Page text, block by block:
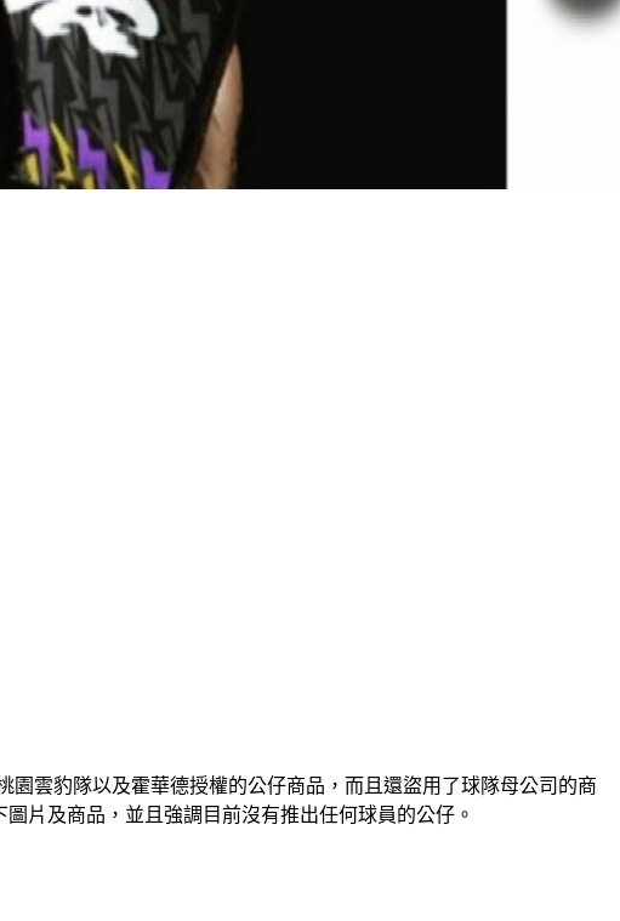
雲豹隊以及霍華德授權的公仔商品，而且還盜用了球隊母公司的商
片及商品，並且強調目前沒有推出任何球員的公仔。